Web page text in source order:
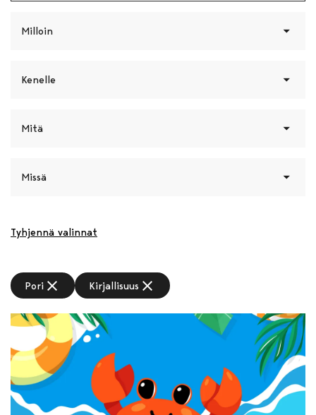
Milloin
Kenelle
Mitä
Missä
Tyhjennä valinnat
Pori close Kirjallisuus close